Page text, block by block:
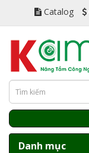
Catalog
Danh mục